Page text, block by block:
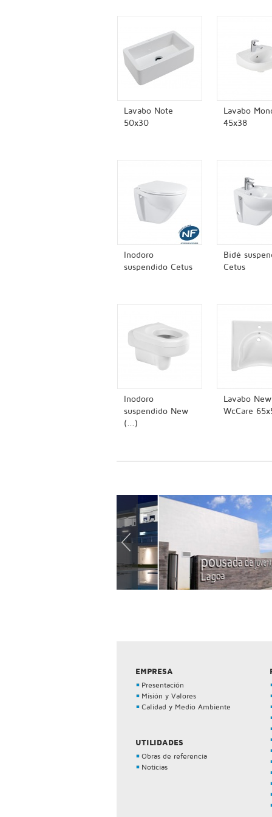
Lavabo Note
50x30
Lavabo
45x38
Inodoro
suspendido Cetus
Bidé
Cetus
Inodoro
suspendido New
(...)
Lavabo New
WcCare
EMPRESA
Presentación
Misión y Valores
Calidad y Medio Ambiente
UTILIDADES
Obras de referencia
Noticias